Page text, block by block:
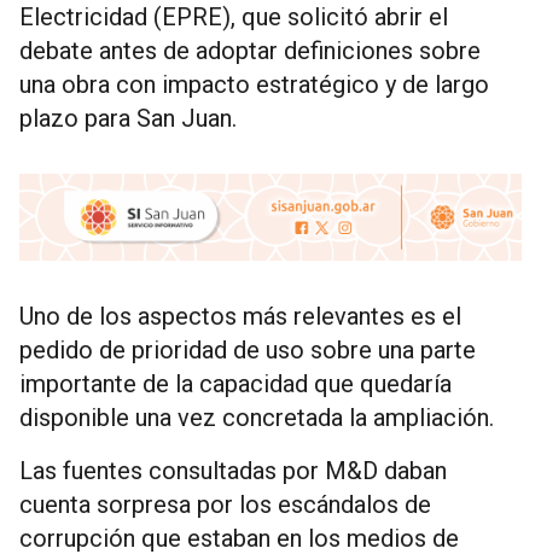
Electricidad (EPRE), que solicitó abrir el
debate antes de adoptar definiciones sobre
una obra con impacto estratégico y de largo
plazo para San Juan.
Uno de los aspectos más relevantes es el
pedido de prioridad de uso sobre una parte
importante de la capacidad que quedaría
disponible una vez concretada la ampliación.
Las fuentes consultadas por M&D daban
cuenta sorpresa por los escándalos de
corrupción que estaban en los medios de